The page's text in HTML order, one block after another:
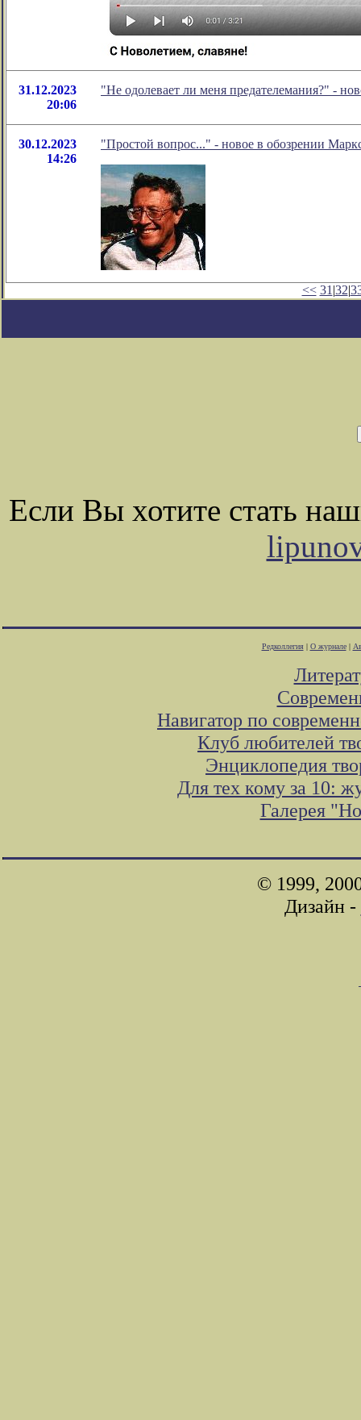
31.12.2023
20:06
"Не одолевает ли меня предателемания?" -
30.12.2023
14:26
"Простой вопрос..." - новое в обозрении
<< 31 |32|
Если Вы хотите стать
Редколлегия| О журнале|
Навигатор по
Клуб любителей
Энциклопедия
Для тех кому за 10:
Галерея
© 1999,
Дизайн -